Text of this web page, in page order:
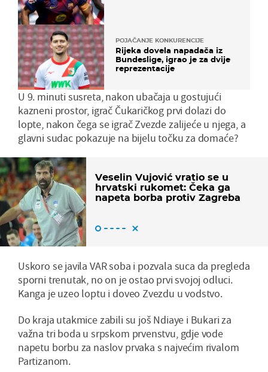
POJAČANJE KONKURENCIJE
Rijeka dovela napadača iz
Bundeslige, igrao je za dvije
reprezentacije
U 9. minuti susreta, nakon ubačaja u gostujući
kazneni prostor, igrač Čukaričkog prvi dolazi do
lopte, nakon čega se igrač Zvezde zalijeće u njega, a
glavni sudac pokazuje na bijelu točku za domaće?
Veselin Vujović vratio se u
hrvatski rukomet: Čeka ga
napeta borba protiv Zagreba
Uskoro se javila VAR soba i pozvala suca da pregleda
sporni trenutak, no on je ostao prvi svojoj odluci.
Kanga je uzeo loptu i doveo Zvezdu u vodstvo.
Do kraja utakmice zabili su još Ndiaye i Bukari za
važna tri boda u srpskom prvenstvu, gdje vode
napetu borbu za naslov prvaka s najvećim rivalom
Partizanom.